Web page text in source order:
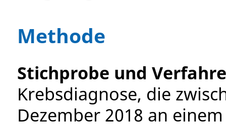
Methode
Stichprobe und
Krebsdiagnose, die
Dezember 2018 an